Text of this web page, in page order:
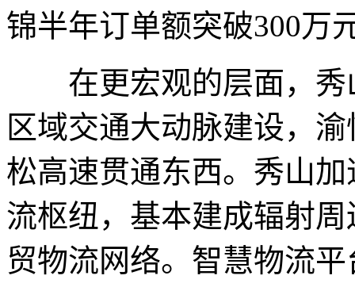
锦半年订单额突破300万
在更宏观的层面，秀
区域交通大动脉建设，
松高速贯通东西。秀山
流枢纽，基本建成辐射
贸物流网络。智慧物流